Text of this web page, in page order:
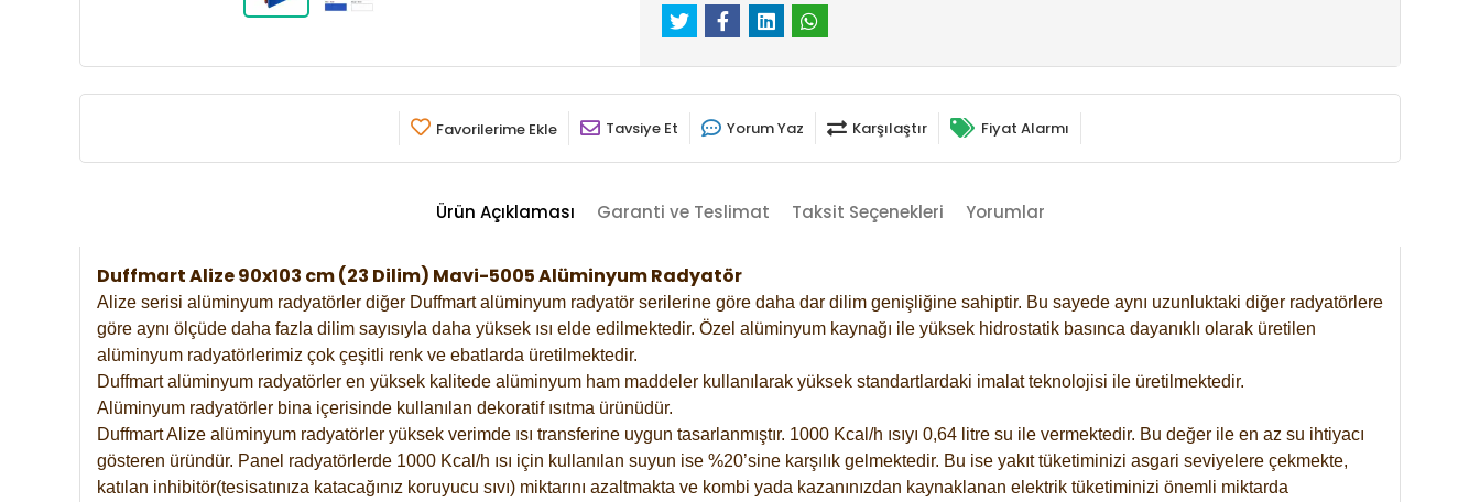
Favorilerime Ekle Tavsiye Et Yorum Yaz Karşılaştır Fiyat Alarmı
Ürün Açıklaması Garanti ve Teslimat Taksit Seçenekleri Yorumlar
Duffmart Alize 90x103 cm (23 Dilim) Mavi-5005 Alüminyum Radyatör
Alize serisi alüminyum radyatörler diğer Duffmart alüminyum radyatör serilerine göre daha dar dilim genişliğine sahiptir. Bu sayede aynı uzunluktaki diğer radyatörlere
göre aynı ölçüde daha fazla dilim sayısıyla daha yüksek ısı elde edilmektedir. Özel alüminyum kaynağı ile yüksek hidrostatik basınca dayanıklı olarak üretilen
alüminyum radyatörlerimiz çok çeşitli renk ve ebatlarda üretilmektedir.
Duffmart alüminyum radyatörler en yüksek kalitede alüminyum ham maddeler kullanılarak yüksek standartlardaki imalat teknolojisi ile üretilmektedir.
Alüminyum radyatörler bina içerisinde kullanılan dekoratif ısıtma ürünüdür.
Duffmart Alize alüminyum radyatörler yüksek verimde ısı transferine uygun tasarlanmıştır. 1000 Kcal/h ısıyı 0,64 litre su ile vermektedir. Bu değer ile en az su ihtiyacı
gösteren üründür. Panel radyatörlerde 1000 Kcal/h ısı için kullanılan suyun ise %20’sine karşılık gelmektedir. Bu ise yakıt tüketiminizi asgari seviyelere çekmekte,
katılan inhibitör(tesisatınıza katacağınız koruyucu sıvı) miktarını azaltmakta ve kombi yada kazanınızdan kaynaklanan elektrik tüketiminizi önemli miktarda